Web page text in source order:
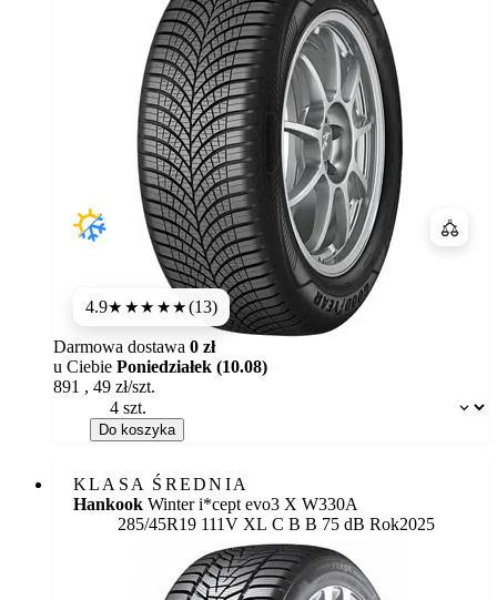
4.9★★★★★(13)
Dostępność:
Darmowa dostawa 0 zł
u Ciebie Poniedziałek (10.08)
891 , 49 zł/szt.
Do koszyka
KLASA ŚREDNIA
Hankook Winter i*cept evo3 X W330A
285/45R19 111V XL Etykieta:
C B B 75 dB Rok2025